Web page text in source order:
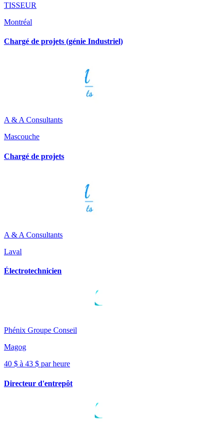
TISSEUR
Montréal
Chargé de projets (génie Industriel)
A & A Consultants
Mascouche
Chargé de projets
A & A Consultants
Laval
Électrotechnicien
Phénix Groupe Conseil
Magog
40 $ à 43 $ par heure
Directeur d'entrepôt